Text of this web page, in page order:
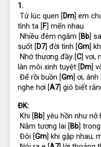
1.
Từ lúc quen [Dm] em
tình ta [F] mến nhau
Nhiều đêm ngắm [Bb]
suốt [D7] đời tình [Gm]
Nhớ thương đầy [C] vơi,
làn môi xinh tuyệt [Dm]
Để rồi buồn [Gm] ơi, ánh
nghe hơi [A7] gió biết
ĐK:
Khi [Bb] yêu hồn như nở
Nắm tương lai [Bb]
Đôi [Gm] khi gặp nhau,